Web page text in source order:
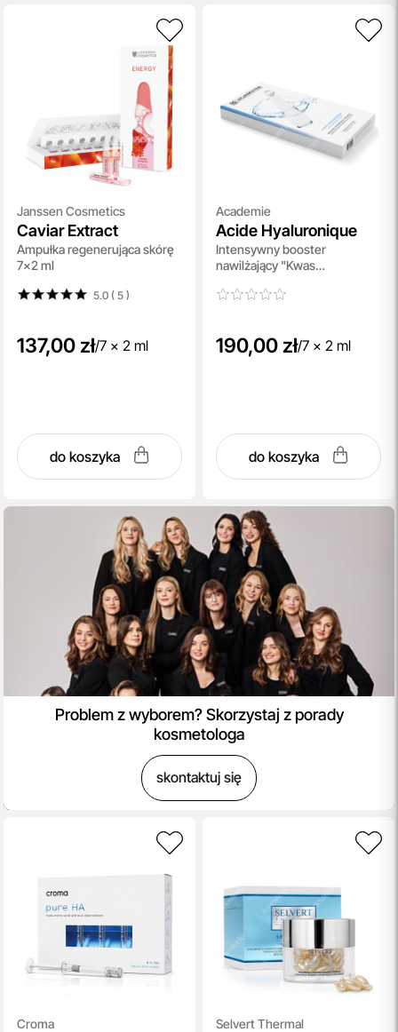
Janssen Cosmetics
Caviar Extract
Ampułka regenerująca skórę
7x2 ml
5.0 ( 5)
137,00 zł/7 x 2 ml
do koszyka
Academie
Acide Hyaluronique
Intensywny booster
nawilżający "Kwas
190,00 zł/7 x 2 ml
do koszyka
Problem z wyborem? Skorzystaj z porady
kosmetologa
skontaktuj się
Croma Selvert Thermal